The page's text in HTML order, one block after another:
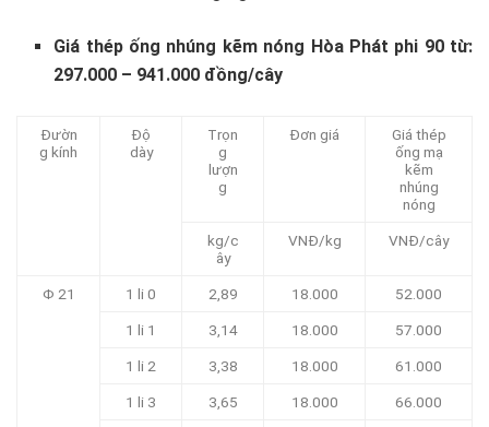
Giá thép ống nhúng kẽm nóng Hòa Phát phi 90 từ:
297.000 – 941.000 đồng/cây
Đườn
g kính
Độ
dày
Trọn
g
lượn
g
Đơn giá
Giá thép
ống mạ
kẽm
nhúng
nóng
kg/c
ây
VNĐ/kg VNĐ/cây
Φ 21 1 li 0 2,89 18.000 52.000
1 li 1 3,14 18.000 57.000
1 li 2 3,38 18.000 61.000
1 li 3 3,65 18.000 66.000